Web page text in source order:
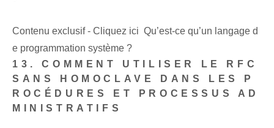
Contenu exclusif - Cliquez ici Qu’est-ce qu’un langage d
e programmation système ?
13. COMMENT UTILISER LE RFC
SANS HOMOCLAVE DANS LES P
ROCÉDURES ET PROCESSUS AD
MINISTRATIFS